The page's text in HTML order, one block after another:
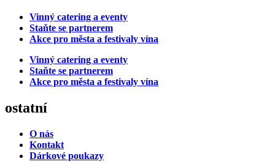
Vinný catering a eventy
Staňte se partnerem
Akce pro města a festivaly vína
Vinný catering a eventy
Staňte se partnerem
Akce pro města a festivaly vína
ostatní
O nás
Kontakt
Dárkové poukazy